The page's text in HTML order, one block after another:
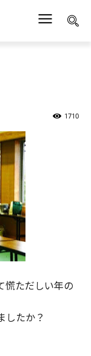
1710
慌ただしい年の
したか？